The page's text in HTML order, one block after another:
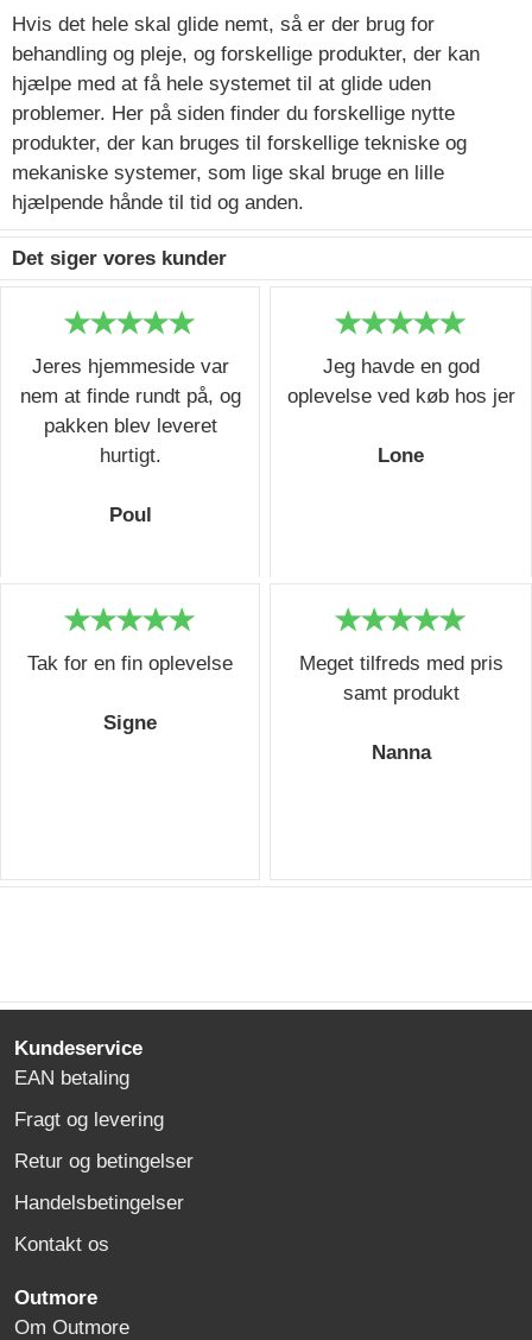
Hvis det hele skal glide nemt, så er der brug for
behandling og pleje, og forskellige produkter, der kan
hjælpe med at få hele systemet til at glide uden
problemer. Her på siden finder du forskellige nytte
produkter, der kan bruges til forskellige tekniske og
mekaniske systemer, som lige skal bruge en lille
hjælpende hånde til tid og anden.
Det siger vores kunder
Jeres hjemmeside var
nem at finde rundt på, og
pakken blev leveret
hurtigt.
Poul
Jeg havde en god
oplevelse ved køb hos jer
Lone
Tak for en fin oplevelse
Signe
Meget tilfreds med pris
samt produkt
Nanna
Kundeservice
EAN betaling
Fragt og levering
Retur og betingelser
Handelsbetingelser
Kontakt os
Outmore
Om Outmore